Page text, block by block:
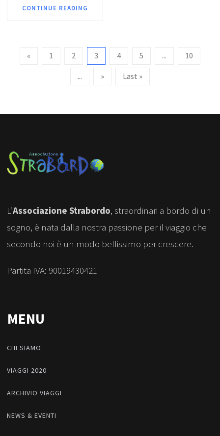
CONTINUE READING
« 1 2 3 4 5 ... 10
... » Last »
L’Associazione Strabordo, straordinari a bordo di un
sogno, è nata dalla nostra passione per il viaggio che
secondo noi è un modo bellissimo per crescere.
Partita IVA: 90019430421
MENU
CHI SIAMO
VIAGGI 2020
ARCHIVIO VIAGGI
NEWS & EVENTI